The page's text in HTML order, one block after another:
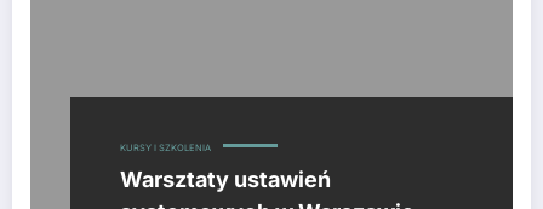
KURSY I SZKOLENIA
Warsztaty ustawień